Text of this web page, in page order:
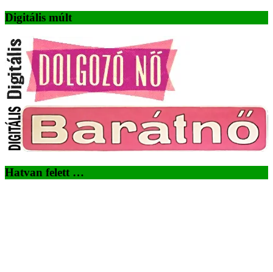
Digitális múlt
Hatvan felett …